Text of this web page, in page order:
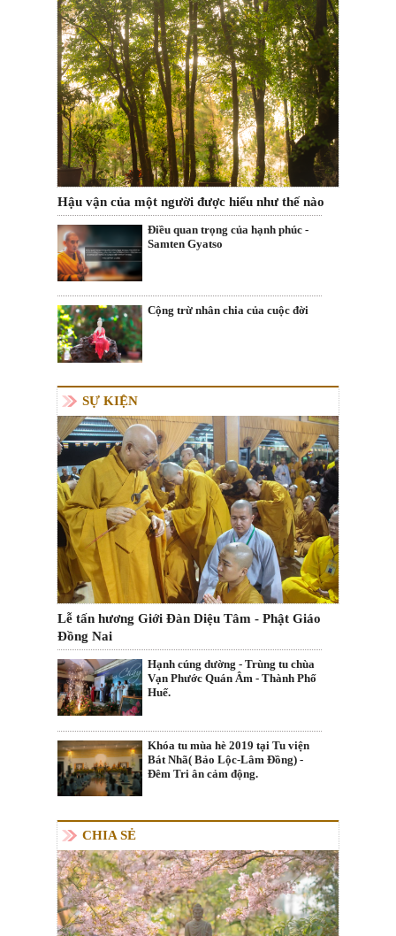
Hậu vận của một người được hiểu như thế nào
Điều quan trọng của hạnh phúc -
Samten Gyatso
Cộng trừ nhân chia của cuộc đời
SỰ KIỆN
Lễ tấn hương Giới Đàn Diệu Tâm - Phật Giáo
Đồng Nai
Hạnh cúng dường - Trùng tu chùa
Vạn Phước Quán Âm - Thành Phố
Huế.
Khóa tu mùa hè 2019 tại Tu viện
Bát Nhã( Bảo Lộc-Lâm Đồng) -
Đêm Tri ân cảm động.
CHIA SẺ